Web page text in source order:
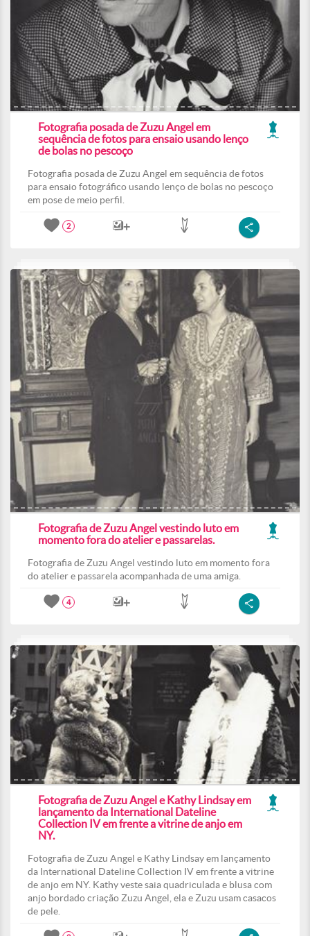
Fotografia posada de Zuzu Angel em
sequência de fotos para ensaio usando lenço
de bolas no pescoço
Fotografia posada de Zuzu Angel em sequência de fotos
para ensaio fotográfico usando lenço de bolas no pescoço
em pose de meio perfil.
2
Fotografia de Zuzu Angel vestindo luto em
momento fora do atelier e passarelas.
Fotografia de Zuzu Angel vestindo luto em momento fora
do atelier e passarela acompanhada de uma amiga.
4
Fotografia de Zuzu Angel e Kathy Lindsay em
lançamento da International Dateline
Collection IV em frente a vitrine de anjo em
NY.
Fotografia de Zuzu Angel e Kathy Lindsay em lançamento
da International Dateline Collection IV em frente a vitrine
de anjo em NY. Kathy veste saia quadriculada e blusa com
anjo bordado criação Zuzu Angel, ela e Zuzu usam casacos
de pele.